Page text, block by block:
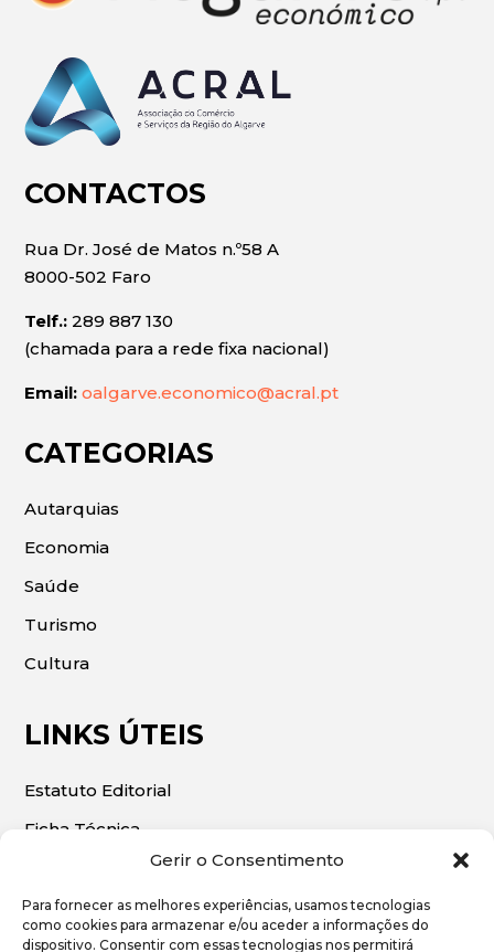
Gerir o Consentimento
Para fornecer as melhores experiências, usamos tecnologias
como cookies para armazenar e/ou aceder a informações do
dispositivo. Consentir com essas tecnologias nos permitirá
CONTACTOS
Rua Dr. José de Matos n.º58 A
8000-502 Faro
Telf.: 289 887 130
(chamada para a rede fixa nacional)
Email: oalgarve.economico@acral.pt
CATEGORIAS
Autarquias
Economia
Saúde
Turismo
Cultura
LINKS ÚTEIS
Estatuto Editorial
Ficha Técnica